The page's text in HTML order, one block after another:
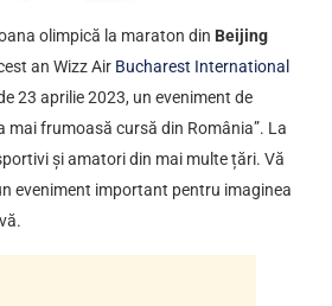
olimpică la maraton din Beijing
an Wizz Air Bucharest International
23 aprilie 2023, un eveniment de
mai frumoasă cursă din România”. La
și amatori din mai multe țări. Vă
eveniment important pentru imaginea